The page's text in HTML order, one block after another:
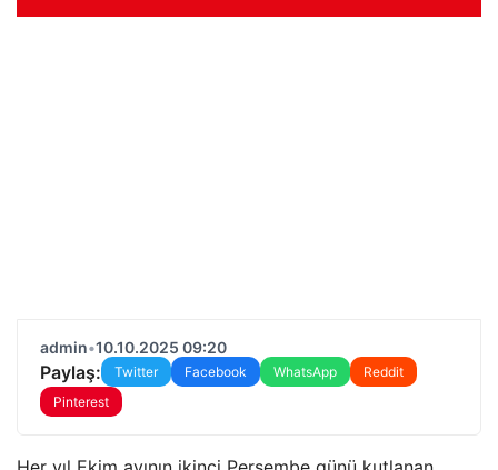
admin•10.10.2025 09:20
Paylaş: Twitter Facebook WhatsApp
Reddit
Pinterest